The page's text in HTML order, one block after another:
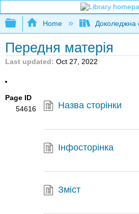
Expand/collapse global
Home Доколеджна
Передня матерія
Last updated Oct 27, 2022
Page ID
54616
Назва сторінки
Інфосторінка
Зміст